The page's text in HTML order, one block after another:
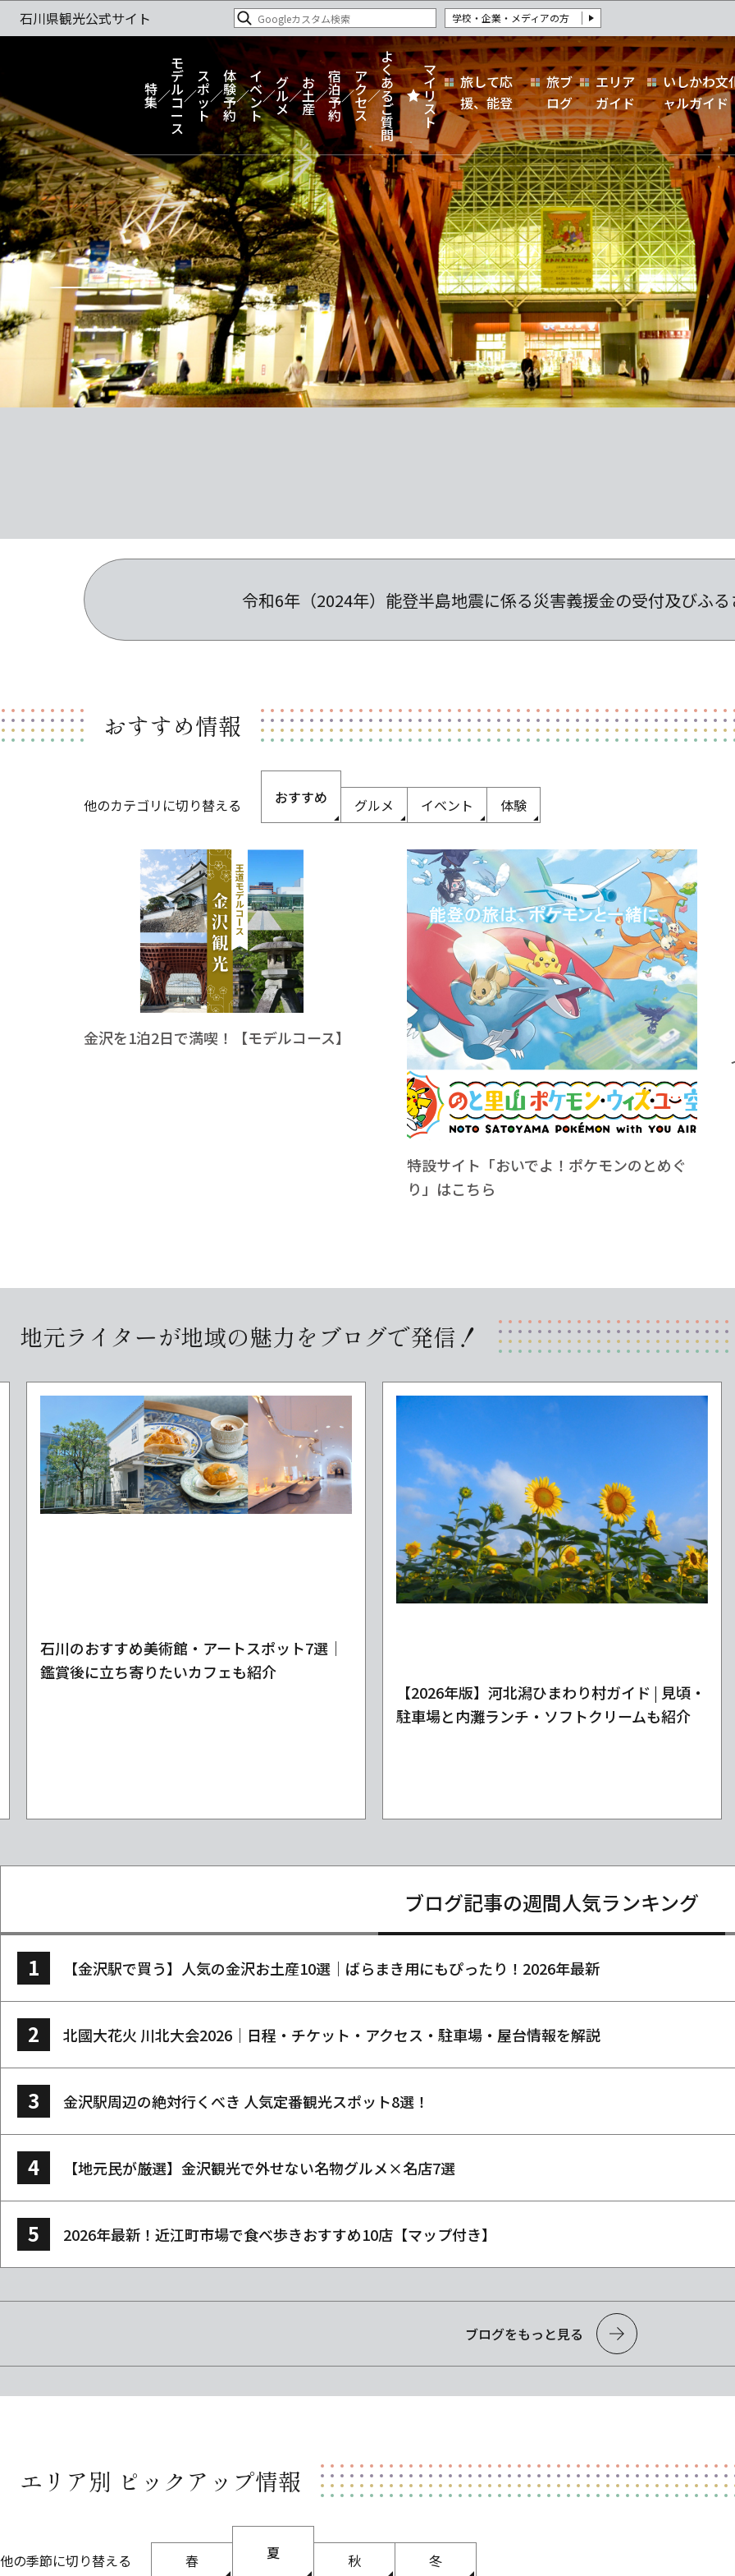
学校・企業・メディアの方
特
集
モ
デ
ル
コ
ー
ス
ス
ポ
ッ
ト
体
験
予
約
イ
ベ
ン
ト
グ
ル
メ
お
土
産
宿
泊
予
約
ア
ク
セ
ス
よ
く
あ
る
ご
質
問
マ
イ
リ
ス
ト
旅して応
援、能登
旅ブ
ログ
エリア
ガイド
いしかわ文
ャルガイド
令和6年（2024年）能登半島地震に係る災害義援金の受付及びふ
おすすめ情報
他のカテゴリに切り替える おすすめ グルメ イベント 体験
金沢を1泊2日で満喫！【モデルコース】
特設サイト「おいでよ！ポケモンのとめぐ
り」はこちら
地元ライターが地域の魅力をブログで発信！
石川のおすすめ美術館・アートスポット7選｜
鑑賞後に立ち寄りたいカフェも紹介
【2026年版】河北潟ひまわり村ガイド | 見頃・
駐車場と内灘ランチ・ソフトクリームも紹介
ブログ記事の週間人気ランキング
【金沢駅で買う】人気の金沢お土産10選｜ばらまき用にもぴったり！2026年最新
北國大花火 川北大会2026｜日程・チケット・アクセス・駐車場・屋台情報を解説
金沢駅周辺の絶対行くべき 人気定番観光スポット8選！
【地元民が厳選】金沢観光で外せない名物グルメ×名店7選
2026年最新！近江町市場で食べ歩きおすすめ10店【マップ付き】
ブログをもっと見る
エリア別 ピックアップ情報
他の季節に切り替える 春 夏 秋 冬